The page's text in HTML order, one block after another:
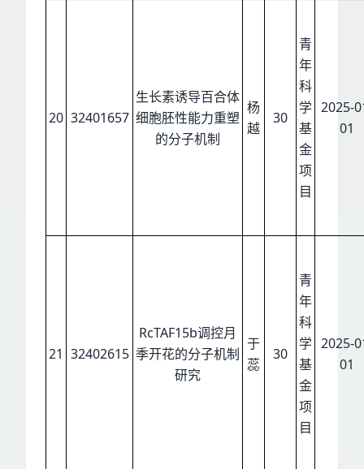
20 32401657
生长素诱导百合体
细胞胚性能力重塑
的分子机制
杨
越
30
青
年
科
学
基
金
项
目
2025-
01
21 32402615
RcTAF15b调控月
季开花的分子机制
研究
于
蕊
30
青
年
科
学
基
金
项
目
2025-
01